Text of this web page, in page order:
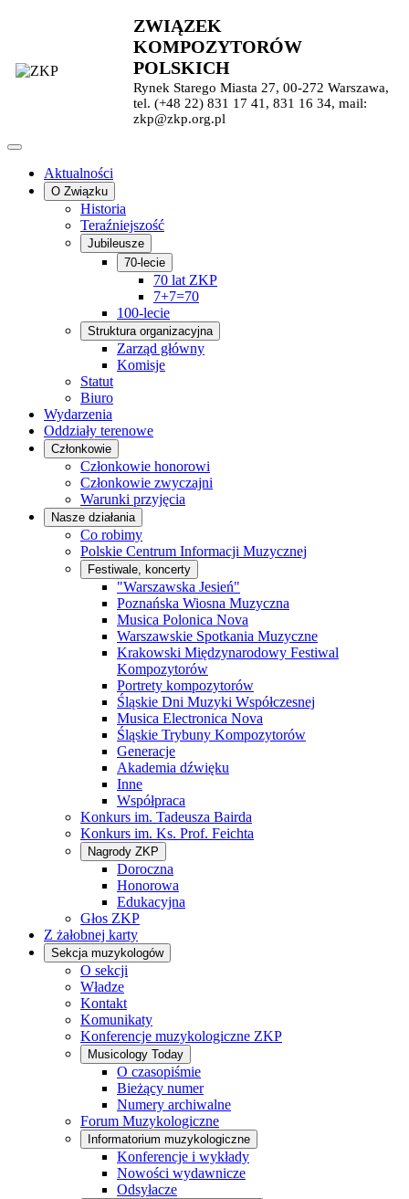
ZWIĄZEK
KOMPOZYTORÓW
POLSKICH
Rynek Starego Miasta 27, 00-272 Warszawa,
tel. (+48 22) 831 17 41, 831 16 34, mail:
zkp@zkp.org.pl
Aktualności
O Związku
Historia
Teraźniejszość
Jubileusze
70-lecie
70 lat ZKP
7+7=70
100-lecie
Struktura organizacyjna
Zarząd główny
Komisje
Statut
Biuro
Wydarzenia
Oddziały terenowe
Członkowie
Członkowie honorowi
Członkowie zwyczajni
Warunki przyjęcia
Nasze działania
Co robimy
Polskie Centrum Informacji Muzycznej
Festiwale, koncerty
"Warszawska Jesień"
Poznańska Wiosna Muzyczna
Musica Polonica Nova
Warszawskie Spotkania Muzyczne
Krakowski Międzynarodowy Festiwal
Kompozytorów
Portrety kompozytorów
Śląskie Dni Muzyki Współczesnej
Musica Electronica Nova
Śląskie Trybuny Kompozytorów
Generacje
Akademia dźwięku
Inne
Współpraca
Konkurs im. Tadeusza Bairda
Konkurs im. Ks. Prof. Feichta
Nagrody ZKP
Doroczna
Honorowa
Edukacyjna
Głos ZKP
Z żałobnej karty
Sekcja muzykologów
O sekcji
Władze
Kontakt
Komunikaty
Konferencje muzykologiczne ZKP
Musicology Today
O czasopiśmie
Bieżący numer
Numery archiwalne
Forum Muzykologiczne
Informatorium muzykologiczne
Konferencje i wykłady
Nowości wydawnicze
Odsyłacze